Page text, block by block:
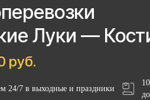
Луки —
руб.
24/7 в выходные и праздники